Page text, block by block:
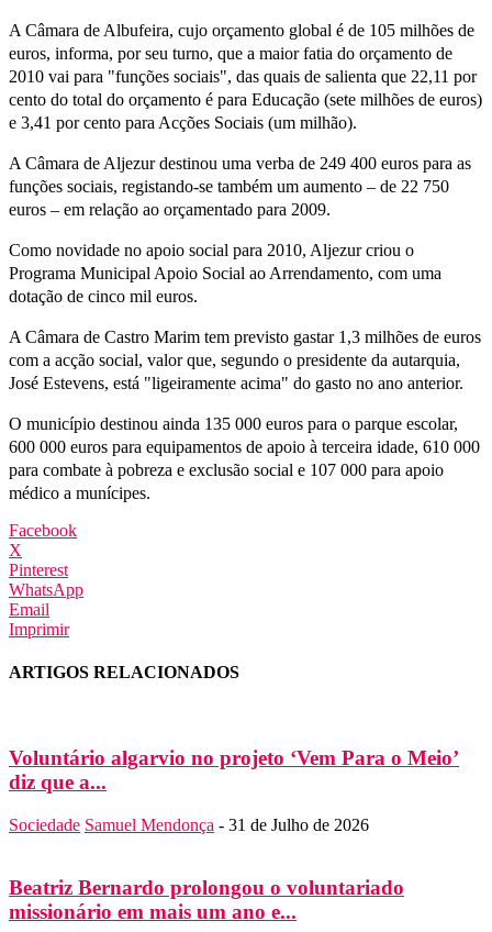
A Câmara de Albufeira, cujo orçamento global é de 105 milhões de
euros, informa, por seu turno, que a maior fatia do orçamento de
2010 vai para "funções sociais", das quais de salienta que 22,11 por
cento do total do orçamento é para Educação (sete milhões de euros)
e 3,41 por cento para Acções Sociais (um milhão).
A Câmara de Aljezur destinou uma verba de 249 400 euros para as
funções sociais, registando-se também um aumento – de 22 750
euros – em relação ao orçamentado para 2009.
Como novidade no apoio social para 2010, Aljezur criou o
Programa Municipal Apoio Social ao Arrendamento, com uma
dotação de cinco mil euros.
A Câmara de Castro Marim tem previsto gastar 1,3 milhões de euros
com a acção social, valor que, segundo o presidente da autarquia,
José Estevens, está "ligeiramente acima" do gasto no ano anterior.
O município destinou ainda 135 000 euros para o parque escolar,
600 000 euros para equipamentos de apoio à terceira idade, 610 000
para combate à pobreza e exclusão social e 107 000 para apoio
médico a munícipes.
Facebook
X
Pinterest
WhatsApp
Email
Imprimir
ARTIGOS RELACIONADOS
Voluntário algarvio no projeto ‘Vem Para o Meio’
diz que a...
Sociedade Samuel Mendonça - 31 de Julho de 2026
Beatriz Bernardo prolongou o voluntariado
missionário em mais um ano e...